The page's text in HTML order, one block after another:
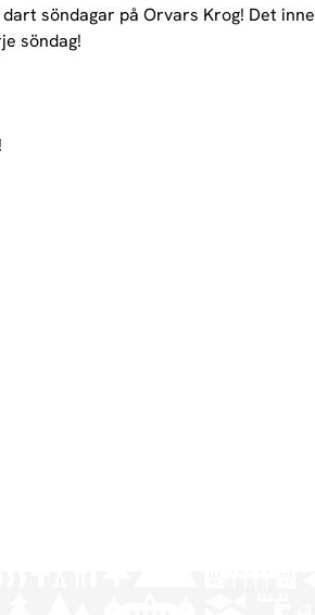
söndagar på Orvars Krog! Det
söndag!